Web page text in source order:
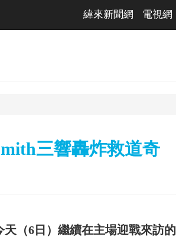
緯來新聞網 電視網
三響轟炸救道奇
（6日）繼續在主場迎戰來訪的